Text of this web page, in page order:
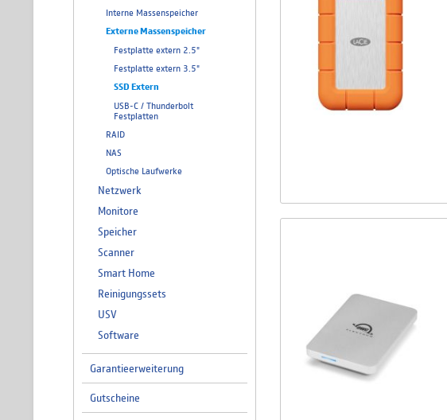
Interne Massenspeicher
Externe Massenspeicher
Festplatte extern 2.5"
Festplatte extern 3.5"
SSD Extern
USB-C / Thunderbolt
Festplatten
RAID
NAS
Optische Laufwerke
Netzwerk
Monitore
Speicher
Scanner
Smart Home
Reinigungssets
USV
Software
Garantieerweiterung
Gutscheine